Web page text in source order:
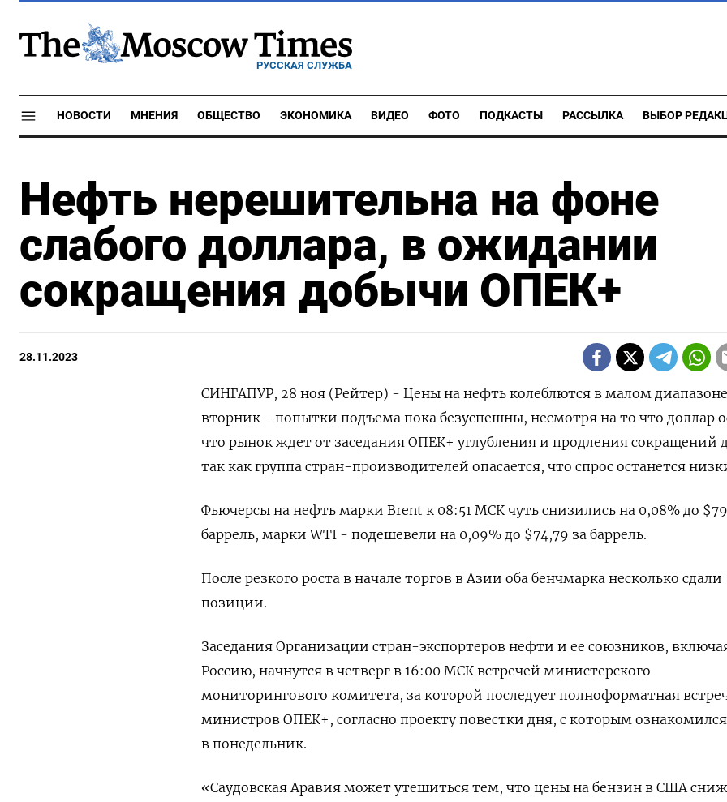
РУССКАЯ СЛУЖБА
НОВОСТИ МНЕНИЯ ОБЩЕСТВО ЭКОНОМИКА ВИДЕО ФОТО ПОДКАСТЫ РАССЫЛКА ВЫБОР
Нефть нерешительна на фоне
слабого доллара, в ожидании
сокращения добычи ОПЕК+
28.11.2023
СИНГАПУР, 28 ноя (Рейтер) - Цены на нефть колеблются в малом
вторник - попытки подъема пока безуспешны, несмотря на то что доллар
что рынок ждет от заседания ОПЕК+ углубления и продления сокращений
так как группа стран-производителей опасается, что спрос останется
Фьючерсы на нефть марки Brent к 08:51 МСК чуть снизились на 0,08% до
баррель, марки WTI - подешевели на 0,09% до $74,79 за баррель.
После резкого роста в начале торгов в Азии оба бенчмарка несколько сдали
позиции.
Заседания Организации стран-экспортеров нефти и ее союзников,
Россию, начнутся в четверг в 16:00 МСК встречей министерского
мониторингового комитета, за которой последует полноформатная
министров ОПЕК+, согласно проекту повестки дня, с которым
в понедельник.
«Саудовская Аравия может утешиться тем, что цены на бензин в США